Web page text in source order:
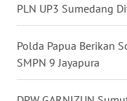
PLN UP3 Sumedang
Polda Papua Berikan
SMPN 9 Jayapura
WN
SULSEL
WN
GORONTALO